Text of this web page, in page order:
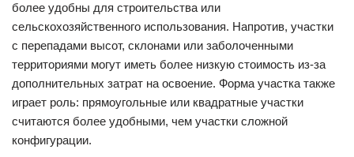
более удобны для строительства или
сельскохозяйственного использования. Напротив, участки
с перепадами высот, склонами или заболоченными
территориями могут иметь более низкую стоимость из-за
дополнительных затрат на освоение. Форма участка также
играет роль: прямоугольные или квадратные участки
считаются более удобными, чем участки сложной
конфигурации.